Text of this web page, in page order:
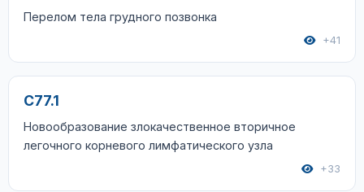
Перелом тела грудного позвонка
+41
C77.1
Новообразование злокачественное вторичное
легочного корневого лимфатического узла
+33